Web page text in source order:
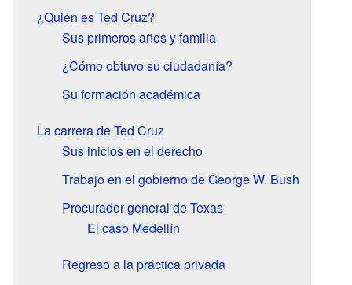
¿Quién es Ted Cruz?
Sus primeros años y familia
¿Cómo obtuvo su ciudadanía?
Su formación académica
La carrera de Ted Cruz
Sus inicios en el derecho
Trabajo en el gobierno de George W. Bush
Procurador general de Texas
El caso Medellín
Regreso a la práctica privada